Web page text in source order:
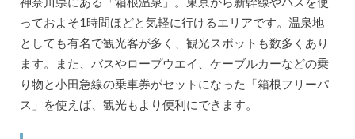
っておよそ1時間ほどと気軽に行けるエリアです。温泉地
としても有名で観光客が多く、観光スポットも数多くあり
ます。また、バスやロープウエイ、ケーブルカーなどの乗
り物と小田急線の乗車券がセットになった「箱根フリーパ
ス」を使えば、観光もより便利にできます。